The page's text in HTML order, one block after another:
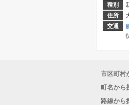
種別
住所
交通
市区町村
町名から
路線から